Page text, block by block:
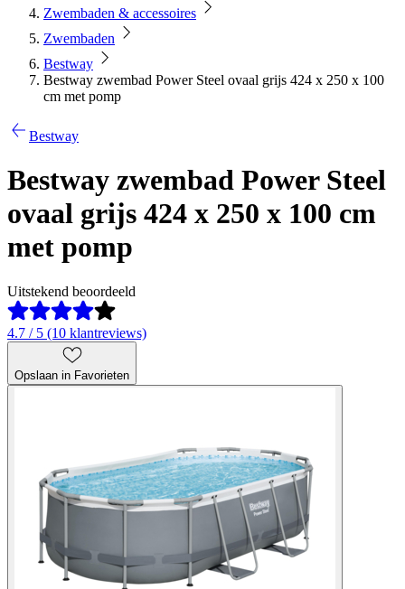
Zwembaden & accessoires
Zwembaden
Bestway
Bestway zwembad Power Steel ovaal grijs 424 x 250 x 100
cm met pomp
Bestway
Bestway zwembad Power Steel
ovaal grijs 424 x 250 x 100 cm
met pomp
Uitstekend beoordeeld
4.7 / 5 (10 klantreviews)
Opslaan in Favorieten